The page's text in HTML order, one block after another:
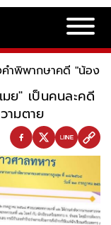
ำพิพากษาคดี "น้องเ
ย" เป็นคนละคดี
ามตาย